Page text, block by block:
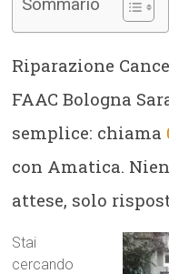
Riparazione
FAAC Bologna
semplice: chiama
con Amatica.
attese, solo
Stai
cercando